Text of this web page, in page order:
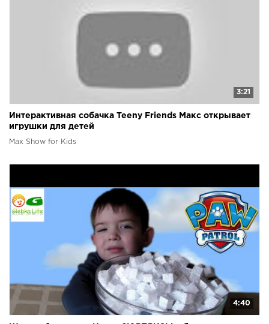
3:21
Интерактивная собачка Teeny Friends Макс открывает
игрушки для детей
Max Show for Kids
4:40